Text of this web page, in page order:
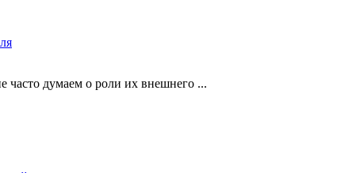
думаем о роли их внешнего ...